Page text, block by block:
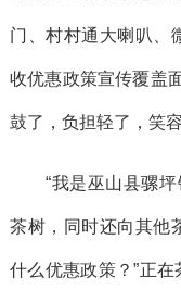
门、村村通大喇叭、
收优惠政策宣传覆盖
鼓了，负担轻了，笑容
“我是巫山县骡
茶树，同时还向其他
什么优惠政策？”正